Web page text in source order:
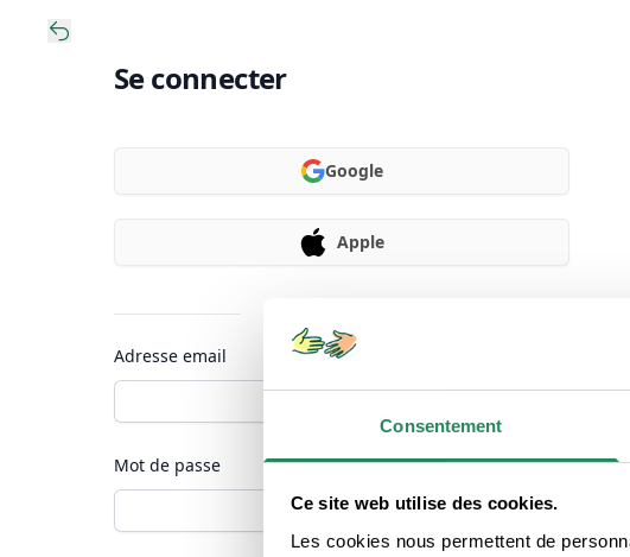
Consentement
Ce site web utilise des cookies.
Les cookies nous permettent de
Se connecter
Google
Apple
Adresse email
Mot de passe